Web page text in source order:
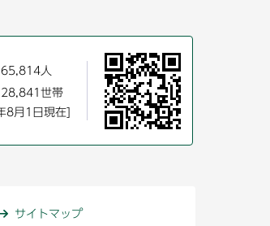
65,814人
28,841世帯
8月1日現在]
サイトマップ